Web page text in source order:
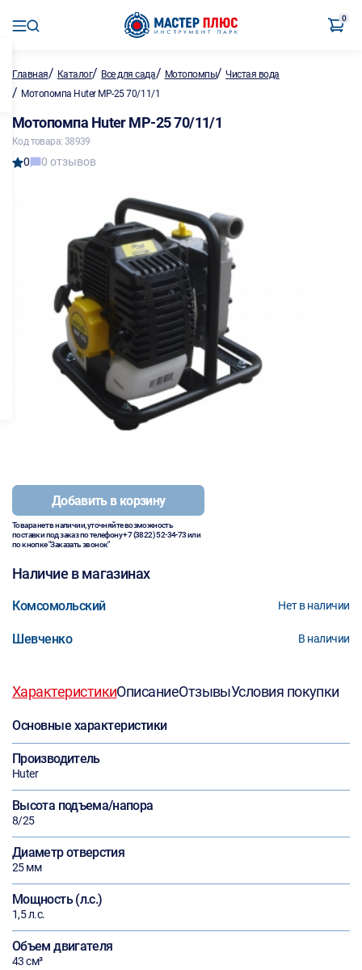
0
Главная/ Каталог/ Все для сада/ Мотопомпы/Чистая вода
/ Мотопомпа Huter МР-25 70/11/1
Мотопомпа Huter МР-25 70/11/1
Код товара: 38939
0 0 отзывов
Добавить в корзину
Товара нет в наличии, уточняйте возможность
поставки под заказ по телефону+7 (3822) 52-34-73или
по кнопке "Заказать звонок"
Наличие в магазинах
Комсомольский Нет в наличии
Шевченко В наличии
ХарактеристикиОписаниеОтзывыУсловия покупки
Основные характеристики
Производитель
Huter
Высота подъема/напора
8/25
Диаметр отверстия
25 мм
Мощность (л.с.)
1,5 л.с.
Объем двигателя
43 см³